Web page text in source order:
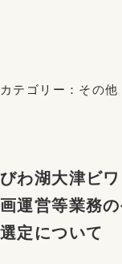
カテゴリー： その他
びわ湖大津ビ
画運営等業務
選定について